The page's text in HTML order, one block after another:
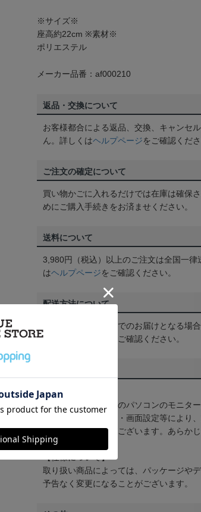
※サイズ※
座高約22cm ※素材※
ポリエステル
メーカー品番：af000210
返品・交換について
お客様都合による返品、交換、キャンセ
ん。詳しくはヘルプページをご確認くださ
ご注文の確定について
買い物かごに入れるだけでは在庫は確保
めにご購入手続きをお済ませください。
送料について
3,980円（税込）以上のご注文は全国一律
はヘルプページをご確認ください。
配送方法について
一部商品はメール便でのお届けとなる場
くは
をご確認ください。
【カラーについて】
商品画像は、お使いのパソコンのモニタ
ンのメーカー・機種・画面設定等により
なって見える場合がございます。あらかじ
取り扱い商品によっては、パッケージや
予告なく変更になることがございます。